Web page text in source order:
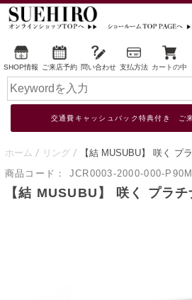
SHOP情報 ご来店予約 問い合わせ 支払方法 カートの中
交通費キャッシュバック特典付き ご
ホーム リング
【結 MUSUBU】 咲く プ
商品コード：
JCR0003-2000-000-
【結 MUSUBU】 咲く プラ